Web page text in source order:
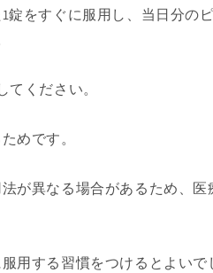
をすぐに服用し、当日分の
ください。
めです。
が異なる場合があるため、
用する習慣をつけるとよいで